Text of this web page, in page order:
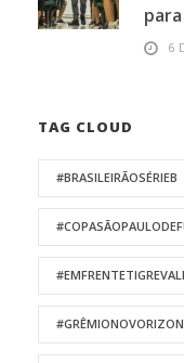
6
TAG CLOUD
#BRASILEIRÃOSÉRIEB